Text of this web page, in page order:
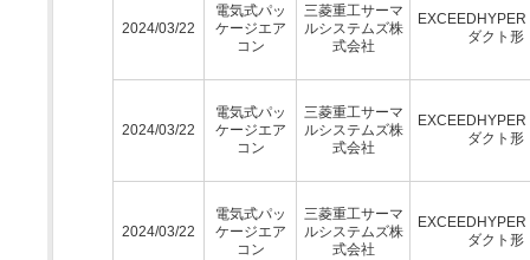
2024/03/22
電気式パッ
ケージエア
コン
三菱重工サーマ
ルシステムズ株
式会社
EXCEEDHYPER
ダクト形
2024/03/22
電気式パッ
ケージエア
コン
三菱重工サーマ
ルシステムズ株
式会社
EXCEEDHYPER
ダクト形
2024/03/22
電気式パッ
ケージエア
コン
三菱重工サーマ
ルシステムズ株
式会社
EXCEEDHYPER
ダクト形